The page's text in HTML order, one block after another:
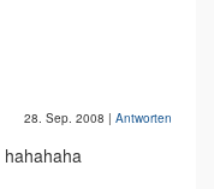
28. Sep. 2008 | Antworten